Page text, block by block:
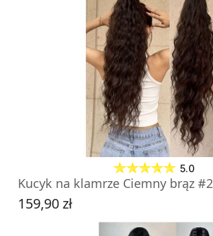
DO KOSZYKA
5.0
Kucyk na klamrze Ciemny brąz #2
Cena
159,90 zł